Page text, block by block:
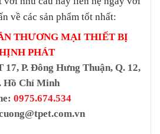
về các sản phẩm tốt nhất:
THƯƠNG MẠI THIẾT BỊ
PHÁT
17, P. Đông Hưng Thuận, Q. 12,
Hồ Chí Minh
0975.674.534